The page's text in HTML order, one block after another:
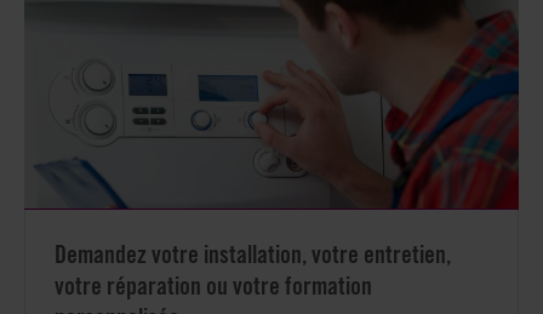
Demandez votre installation, votre entretien,
votre réparation ou votre formation